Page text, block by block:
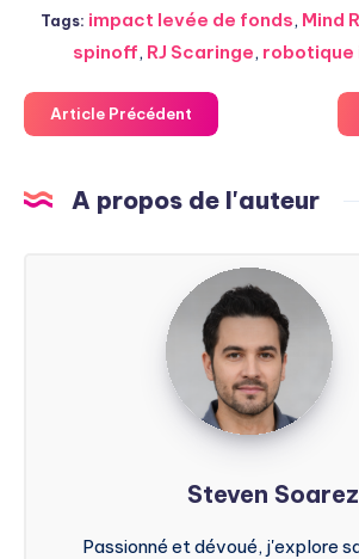
Tags: impact levée de fonds, Mind
spinoff, RJ Scaringe, robotique
Article Précédent
A propos de l'auteur
Steven
Soarez
Steven Soarez
Passionné et dévoué, j'explore